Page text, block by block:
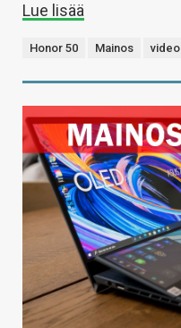
Lue lisää
Honor 50 Mainos video